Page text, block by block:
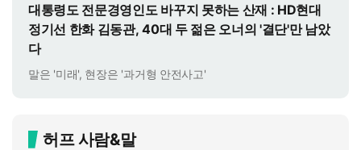
대통령도 전문경영인도 바꾸지 못하는 산재 : HD현대
정기선 한화 김동관, 40대 두 젊은 오너의 '결단'만 남았
다
말은 '미래', 현장은 '과거형 안전사고'
허프 사람&말